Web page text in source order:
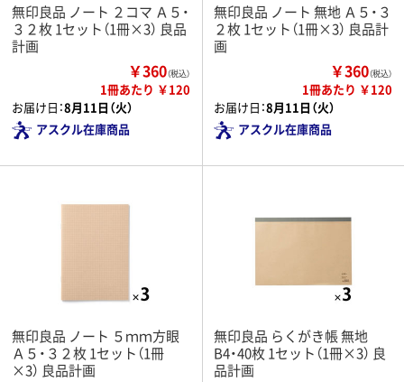
無印良品 ノート ２コマ Ａ５・
３２枚 1セット（1冊×3） 良品
計画
￥360（税込）
1冊あたり ￥120
お届け日：8月11日（火）
アスクル在庫商品
無印良品 ノート 無地 Ａ５・３
２枚 1セット（1冊×3） 良品計
画
￥360（税込）
1冊あたり ￥120
お届け日：8月11日（火）
アスクル在庫商品
無印良品 ノート ５ｍｍ方眼
Ａ５・３２枚 1セット（1冊
×3） 良品計画
無印良品 らくがき帳 無地
B4・40枚 1セット（1冊×3） 良
品計画